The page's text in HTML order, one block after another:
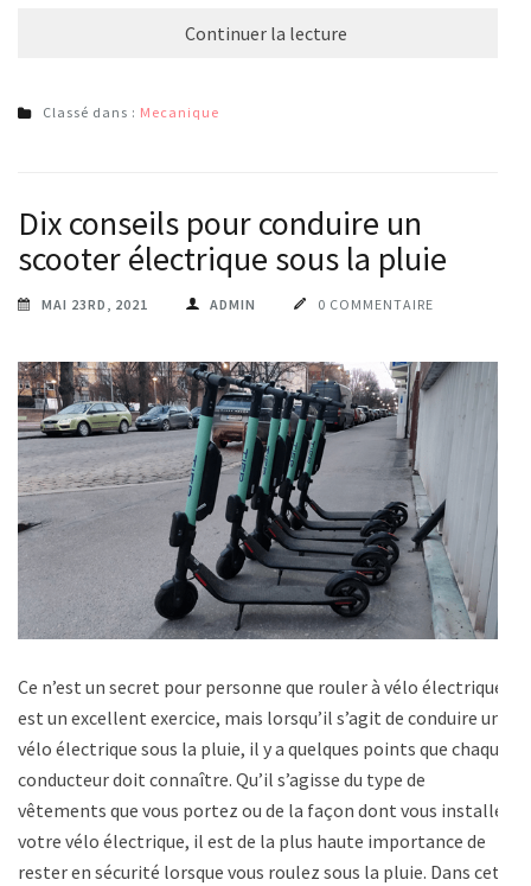
Continuer la lecture
Classé dans : Mecanique
Dix conseils pour conduire un
scooter électrique sous la pluie
MAI 23RD, 2021 ADMIN 0 COMMENTAIRE
Ce n’est un secret pour personne que rouler à vélo électrique
est un excellent exercice, mais lorsqu’il s’agit de conduire un
vélo électrique sous la pluie, il y a quelques points que chaque
conducteur doit connaître. Qu’il s’agisse du type de
vêtements que vous portez ou de la façon dont vous installez
votre vélo électrique, il est de la plus haute importance de
rester en sécurité lorsque vous roulez sous la pluie. Dans cet